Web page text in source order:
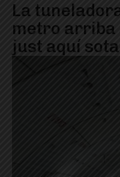
La tuneladora
metro arriba
just aquí